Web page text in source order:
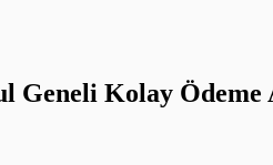
Geneli Kolay Ödeme